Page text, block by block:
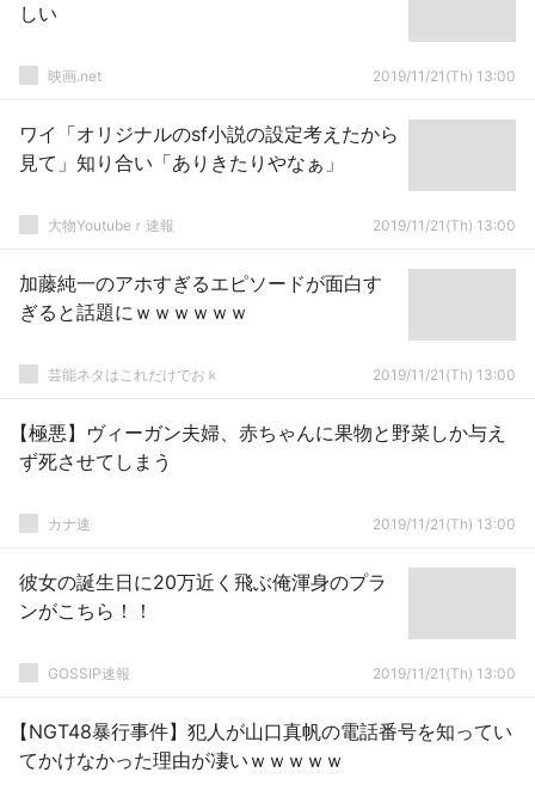
しい
映画.net 2019/11/21(Th) 13:00
ワイ「オリジナルのsf小説の設定考えたから
見て」知り合い「ありきたりやなぁ」
大物Youtubeｒ速報 2019/11/21(Th) 13:00
加藤純一のアホすぎるエピソードが面白す
ぎると話題にｗｗｗｗｗｗ
芸能ネタはこれだけでおｋ 2019/11/21(Th) 13:00
【極悪】ヴィーガン夫婦、赤ちゃんに果物と野菜しか与え
ず死させてしまう
カナ速 2019/11/21(Th) 13:00
彼女の誕生日に20万近く飛ぶ俺渾身のプラ
ンがこちら！！
GOSSIP速報 2019/11/21(Th) 13:00
【NGT48暴行事件】犯人が山口真帆の電話番号を知ってい
てかけなかった理由が凄いｗｗｗｗｗ